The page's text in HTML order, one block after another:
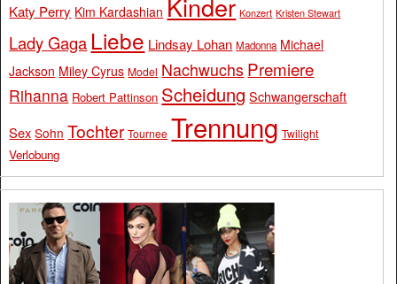
Katy Perry Kim Kardashian Konzert Kristen Stewart
Lady Gaga Liebe Lindsay Lohan Madonna Michael
Jackson Miley Cyrus Model Nachwuchs Premiere
Rihanna Robert Pattinson Scheidung Schwangerschaft
Sex Sohn Tochter Tournee Trennung Twilight
Verlobung